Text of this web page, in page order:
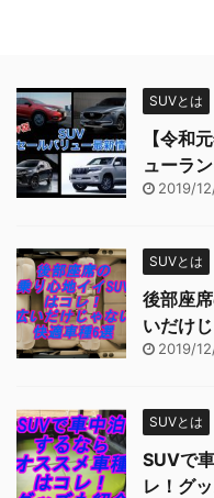
SUVとは
【令和
ューラ
2019/
SUVとは
後部座
いだけ
2019/
SUVとは
SUVで
レ！グ